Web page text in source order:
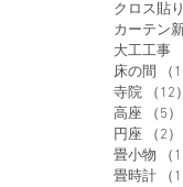
クロス貼
カーテン
大工工事
床の間
（
寺院
（12）
高座
（5）
円座
（2）
畳小物
（1
畳時計
（1